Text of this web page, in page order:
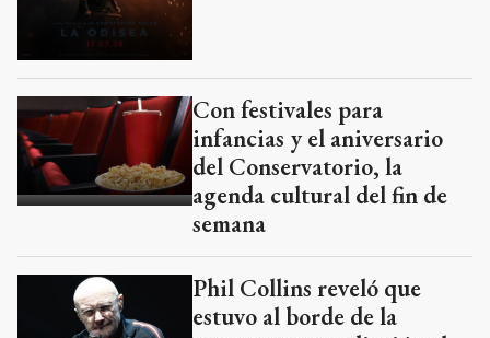
Con festivales para
infancias y el aniversario
del Conservatorio, la
agenda cultural del fin de
semana
Phil Collins reveló que
estuvo al borde de la